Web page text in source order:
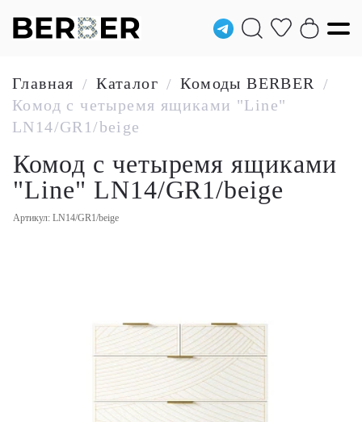
Главная / Каталог / Комоды BERBER /
Комод с четыремя ящиками "Line"
LN14/GR1/beige
Комод с четыремя ящиками
"Line" LN14/GR1/beige
Артикул: LN14/GR1/beige